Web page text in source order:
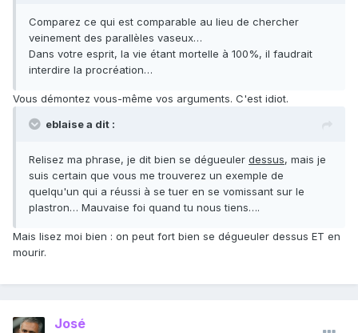
Comparez ce qui est comparable au lieu de chercher
veinement des parallèles vaseux…
Dans votre esprit, la vie étant mortelle à 100%, il faudrait
interdire la procréation…
Vous démontez vous-même vos arguments. C'est idiot.
eblaise a dit :
Relisez ma phrase, je dit bien se dégueuler dessus, mais je
suis certain que vous me trouverez un exemple de
quelqu'un qui a réussi à se tuer en se vomissant sur le
plastron… Mauvaise foi quand tu nous tiens….
Mais lisez moi bien : on peut fort bien se dégueuler dessus ET en
mourir.
José